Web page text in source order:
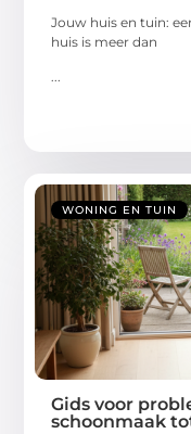
Jouw huis en tuin:
huis is meer dan
...
WONING EN TUIN
Gids voor
schoonmaak